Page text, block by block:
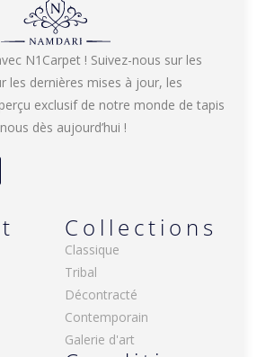
Collections
Classique
Tribal
Décontracté
Contemporain
Galerie d'art
N1Carpet ! Suivez-nous sur les
les dernières mises à jour, les
exclusif de notre monde de tapis
dès aujourd’hui !